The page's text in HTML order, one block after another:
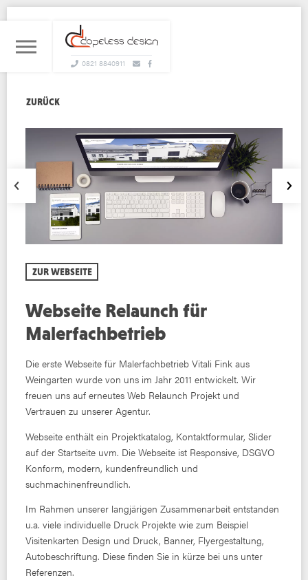
0821 8840911
ZURÜCK
ZUR WEBSEITE
Webseite Relaunch für
Malerfachbetrieb
Die erste Webseite für Malerfachbetrieb Vitali Fink aus
Weingarten wurde von uns im Jahr 2011 entwickelt. Wir
freuen uns auf erneutes Web Relaunch Projekt und
Vertrauen zu unserer Agentur.
Webseite enthält ein Projektkatalog, Kontaktformular, Slider
auf der Startseite uvm. Die Webseite ist Responsive, DSGVO
Konform, modern, kundenfreundlich und
suchmachinenfreundlich.
Im Rahmen unserer langjärigen Zusammenarbeit entstanden
u.a. viele individuelle Druck Projekte wie zum Beispiel
Visitenkarten Design und Druck, Banner, Flyergestaltung,
Autobeschriftung. Diese finden Sie in kürze bei uns unter
Referenzen.